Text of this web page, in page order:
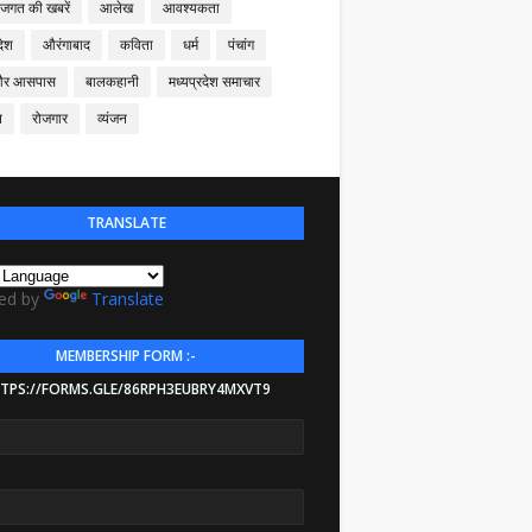
की खबरें आलेख
आवश्यकता
औरंगाबाद कविता धर्म
पंचांग
आसपास
बालकहानी
मध्यप्रदेश समाचार
रोजगार व्यंजन
TRANSLATE
by Translate
MEMBERSHIP FORM :-
FORMS.GLE/86RPH3EUBRY4MXVT9